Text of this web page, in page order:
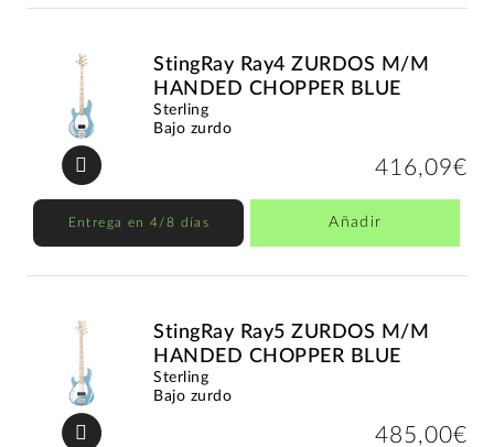
StingRay Ray4 ZURDOS M/M
HANDED CHOPPER BLUE
Sterling
Bajo zurdo
416,09€
Entrega en 4/8 días Añadir
StingRay Ray5 ZURDOS M/M
HANDED CHOPPER BLUE
Sterling
Bajo zurdo
485,00€